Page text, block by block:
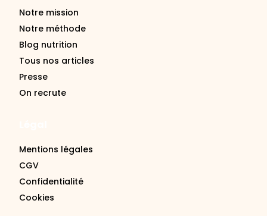
Notre mission
Notre méthode
Blog nutrition
Tous nos articles
Presse
On recrute
Mentions légales
CGV
Confidentialité
Cookies